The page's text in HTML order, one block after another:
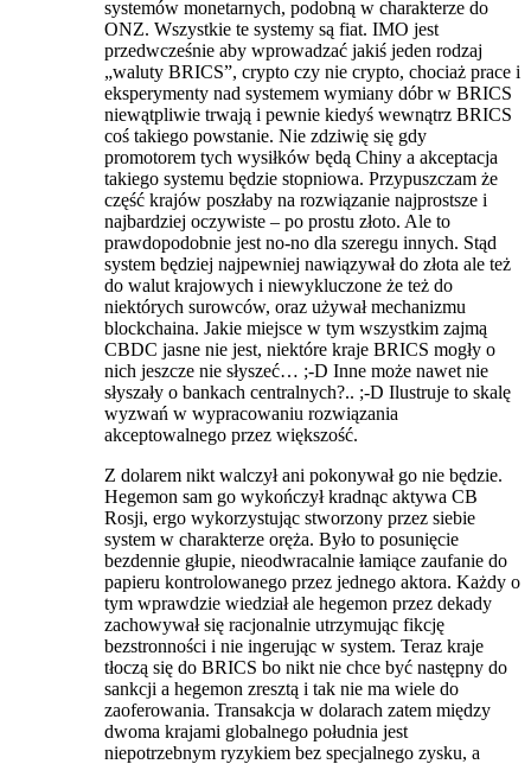
systemów monetarnych, podobną w charakterze do
ONZ. Wszystkie te systemy są fiat. IMO jest
przedwcześnie aby wprowadzać jakiś jeden rodzaj
„waluty BRICS”, crypto czy nie crypto, chociaż prace i
eksperymenty nad systemem wymiany dóbr w BRICS
niewątpliwie trwają i pewnie kiedyś wewnątrz BRICS
coś takiego powstanie. Nie zdziwię się gdy
promotorem tych wysiłków będą Chiny a akceptacja
takiego systemu będzie stopniowa. Przypuszczam że
część krajów poszłaby na rozwiązanie najprostsze i
najbardziej oczywiste – po prostu złoto. Ale to
prawdopodobnie jest no-no dla szeregu innych. Stąd
system będziej najpewniej nawiązywał do złota ale też
do walut krajowych i niewykluczone że też do
niektórych surowców, oraz używał mechanizmu
blockchaina. Jakie miejsce w tym wszystkim zajmą
CBDC jasne nie jest, niektóre kraje BRICS mogły o
nich jeszcze nie słyszeć… ;-D Inne może nawet nie
słyszały o bankach centralnych?.. ;-D Ilustruje to skalę
wyzwań w wypracowaniu rozwiązania
akceptowalnego przez większość.
Z dolarem nikt walczył ani pokonywał go nie będzie.
Hegemon sam go wykończył kradnąc aktywa CB
Rosji, ergo wykorzystując stworzony przez siebie
system w charakterze oręża. Było to posunięcie
bezdennie głupie, nieodwracalnie łamiące zaufanie do
papieru kontrolowanego przez jednego aktora. Każdy o
tym wprawdzie wiedział ale hegemon przez dekady
zachowywał się racjonalnie utrzymując fikcję
bezstronności i nie ingerując w system. Teraz kraje
tłoczą się do BRICS bo nikt nie chce być następny do
sankcji a hegemon zresztą i tak nie ma wiele do
zaoferowania. Transakcja w dolarach zatem między
dwoma krajami globalnego południa jest
niepotrzebnym ryzykiem bez specjalnego zysku, a